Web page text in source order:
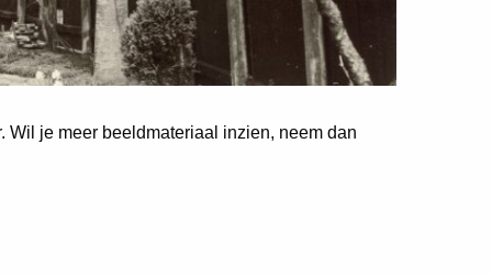
Wil je meer beeldmateriaal inzien, neem dan